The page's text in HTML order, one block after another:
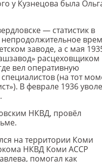
у Кузнецова была
— статистик в
непродолжительное
заводе, а с мая
расцеховщиком
вел оперативную
(на тот
В феврале 1936
НКВД, провёл
на территории Коми
НКВД Коми АССР
помогал как